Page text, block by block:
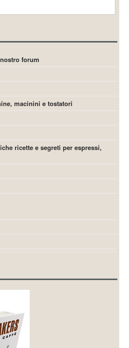
forum
macinini e tostatori
ricette e segreti per espressi,